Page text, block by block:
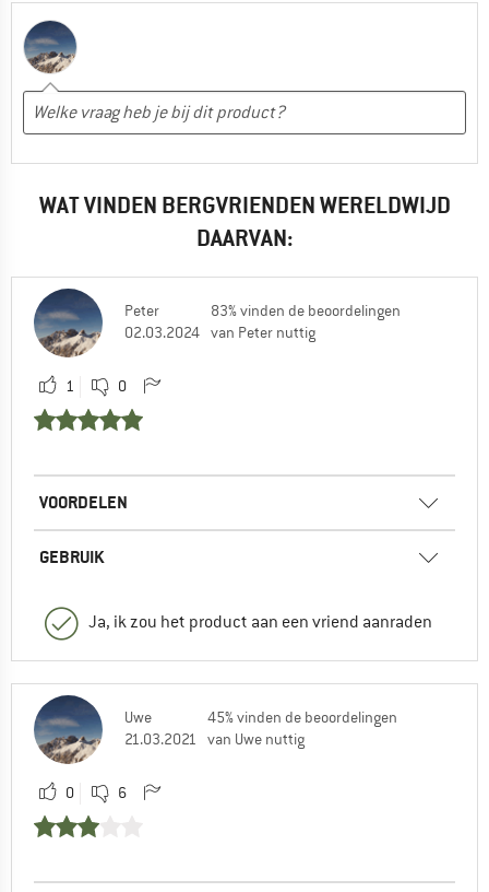
WAT VINDEN BERGVRIENDEN WERELDWIJD
DAARVAN:
Peter
02.03.2024
83% vinden de beoordelingen
van Peter nuttig
1 0
VOORDELEN
GEBRUIK
Ja, ik zou het product aan een vriend aanraden
Uwe
21.03.2021
45% vinden de beoordelingen
van Uwe nuttig
0 6